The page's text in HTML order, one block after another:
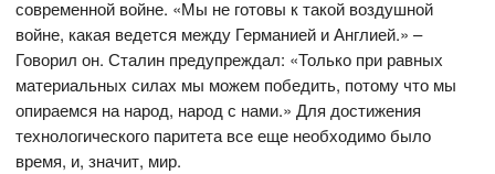
современной войне. «Мы не готовы к такой воздушной
войне, какая ведется между Германией и Англией.» –
Говорил он. Сталин предупреждал: «Только при равных
материальных силах мы можем победить, потому что мы
опираемся на народ, народ с нами.» Для достижения
технологического паритета все еще необходимо было
время, и, значит, мир.